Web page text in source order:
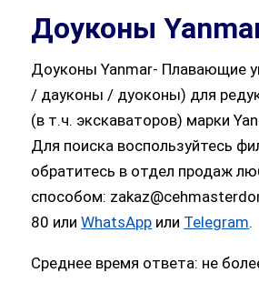
Доуконы
Доуконы Yanmar- Плавающие
/ дауконы / дуоконы) для
(в т.ч. экскаваторов) марки
Для поиска воспользуйтесь
обратитесь в отдел продаж
способом:
80 илиWhatsApp или Telegram.
Среднее время ответа: не